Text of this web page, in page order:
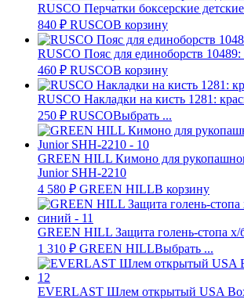
RUSCO Перчатки боксерские
840 ₽ RUSCOВ корзину
RUSCO Пояс для единоборств
460 ₽ RUSCOВ корзину
RUSCO Накладки на кисть 1281:
250 ₽ RUSCOВыбрать ...
GREEN HILL Кимоно для
Junior SHH-2210
4 580 ₽ GREEN HILLВ корзину
GREEN HILL Защита голень-стопа
1 310 ₽ GREEN HILLВыбрать ...
EVERLAST Шлем открытый USA